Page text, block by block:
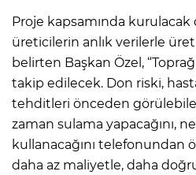
Proje kapsamında
üreticilerin anlık verilerle
belirten Başkan Özel,
takip edilecek. Don riski,
tehditleri önceden
zaman sulama yapacağını,
kullanacağını telefonundan
daha az maliyetle, daha